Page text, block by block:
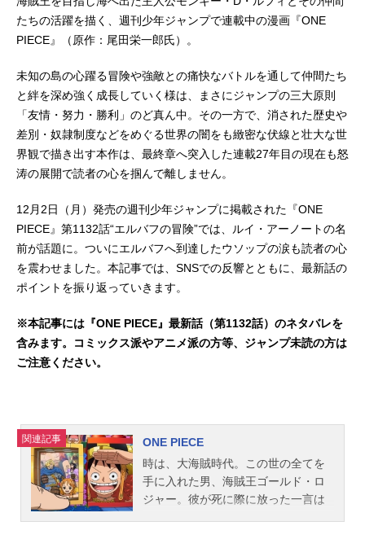
たちの活躍を描く、週刊少年ジャンプで連載中の漫画『ONE
PIECE』（原作：尾田栄一郎氏）。
未知の島の心躍る冒険や強敵との痛快なバトルを通して仲間たち
と絆を深め強く成長していく様は、まさにジャンプの三大原則
「友情・努力・勝利」のど真ん中。その一方で、消された歴史や
差別・奴隷制度などをめぐる世界の闇をも緻密な伏線と壮大な世
界観で描き出す本作は、最終章へ突入した連載27年目の現在も怒
涛の展開で読者の心を掴んで離しません。
12月2日（月）発売の週刊少年ジャンプに掲載された『ONE
PIECE』第1132話“エルバフの冒険”では、ルイ・アーノートの名
前が話題に。ついにエルバフへ到達したウソップの涙も読者の心
を震わせました。本記事では、SNSでの反響とともに、最新話の
ポイントを振り返っていきます。
※本記事には『ONE PIECE』最新話（第1132話）のネタバレを
含みます。コミックス派やアニメ派の方等、ジャンプ未読の方は
ご注意ください。
関連記事
ONE PIECE
時は、大海賊時代。この世の全てを
手に入れた男、海賊王ゴールド・ロ
ジャー。彼が死に際に放った一言は